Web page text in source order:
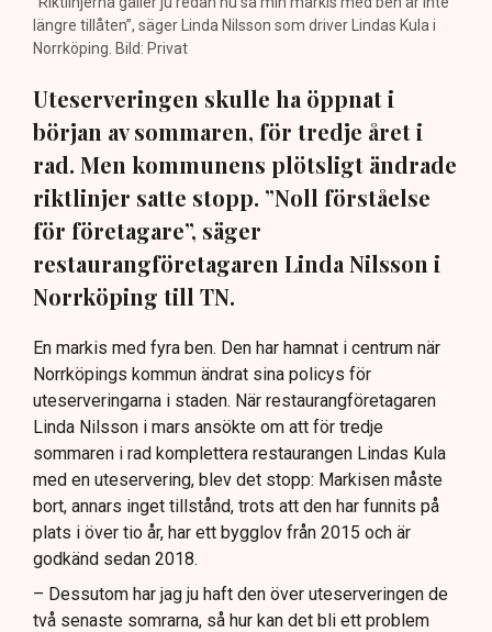
längre tillåten”, säger Linda Nilsson som driver Lindas Kula i
Norrköping. Bild: Privat
Uteserveringen skulle ha öppnat i
början av sommaren, för tredje året i
rad. Men kommunens plötsligt ändrade
riktlinjer satte stopp. ”Noll förståelse
för företagare”, säger
restaurangföretagaren Linda Nilsson i
Norrköping till TN.
En markis med fyra ben. Den har hamnat i centrum när
Norrköpings kommun ändrat sina policys för
uteserveringarna i staden. När restaurangföretagaren
Linda Nilsson i mars ansökte om att för tredje
sommaren i rad komplettera restaurangen Lindas Kula
med en uteservering, blev det stopp: Markisen måste
bort, annars inget tillstånd, trots att den har funnits på
plats i över tio år, har ett bygglov från 2015 och är
godkänd sedan 2018.
– Dessutom har jag ju haft den över uteserveringen de
två senaste somrarna, så hur kan det bli ett problem